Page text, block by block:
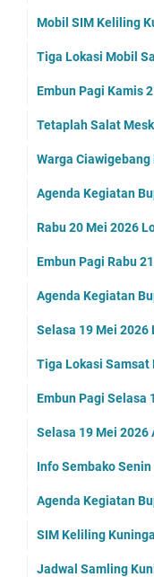
Mobil SIM Keliling
Tiga Lokasi Mobil
Embun Pagi Kamis
Tetaplah Salat
Warga
Agenda Kegiatan
Rabu 20 Mei 2026
Embun Pagi Rabu
Agenda Kegiatan
Selasa 19 Mei 2026
Tiga Lokasi Samsat
Embun Pagi Selasa
Selasa 19 Mei 2026
Info Sembako
Agenda Kegiatan
SIM Keliling
Jadwal Samling